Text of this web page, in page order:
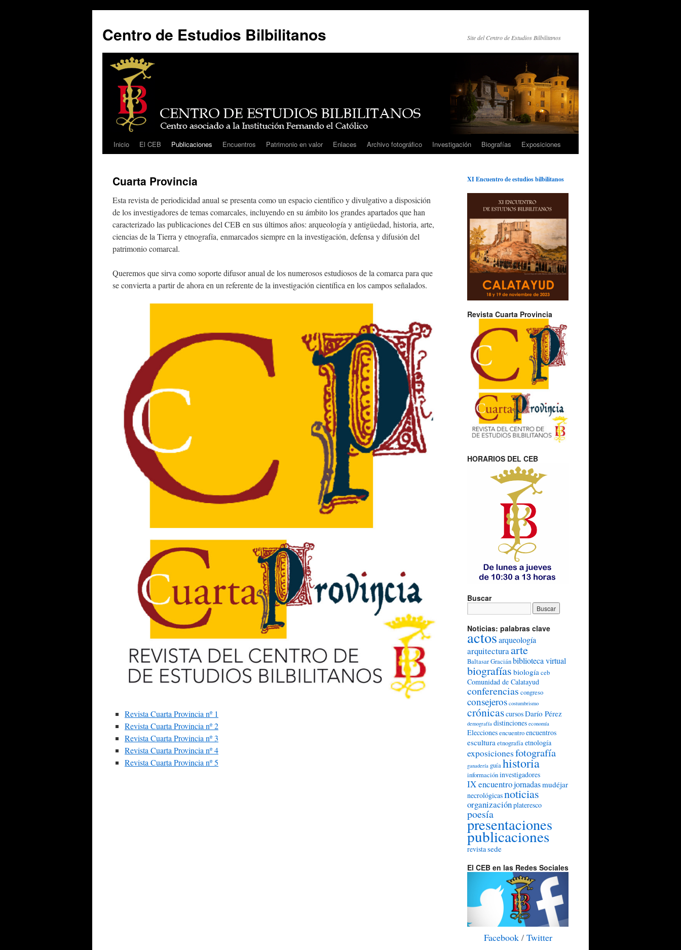
Centro de Estudios Bilbilitanos Site del Centro de Estudios Bilbilitanos
Saltar
contenido
Inicio El CEB Publicaciones Encuentros Patrimonio en valor Enlaces Archivo fotográfico Investigación Biografías Exposiciones
Cuarta Provincia
Esta revista de periodicidad anual se presenta como un espacio científico y divulgativo a disposición
de los investigadores de temas comarcales, incluyendo en su ámbito los grandes apartados que han
caracterizado las publicaciones del CEB en sus últimos años: arqueología y antigüedad, historia, arte,
ciencias de la Tierra y etnografía, enmarcados siempre en la investigación, defensa y difusión del
patrimonio comarcal.
Queremos que sirva como soporte difusor anual de los numerosos estudiosos de la comarca para que
se convierta a partir de ahora en un referente de la investigación científica en los campos señalados.
Revista Cuarta Provincia nº 1
Revista Cuarta Provincia nº 2
Revista Cuarta Provincia nº 3
Revista Cuarta Provincia nº 4
Revista Cuarta Provincia nº 5
XI Encuentro de estudios bilbilitanos
Revista Cuarta Provincia
HORARIOS DEL CEB
Buscar
Noticias: palabras clave
actosarqueología
arquitecturaarte
Baltasar Graciánbiblioteca virtual
biografías biología ceb
Comunidad de Calatayud
conferencias congreso
consejeros costumbrismo
crónicascursosDarío Pérez
demografía distinciones economía
Eleccionesencuentroencuentros
escultura etnografíaetnología
exposicionesfotografía
ganadería guíahistoria
informacióninvestigadores
IX encuentrojornadasmudéjar
necrológicasnoticias
organizaciónplateresco
poesía
presentaciones
publicaciones
revistasede
El CEB en las Redes Sociales
Facebook/ Twitter